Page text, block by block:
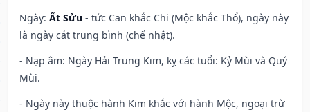
Ngày: Ất Sửu - tức Can khắc Chi (Mộc khắc Thổ), ngày này
là ngày cát trung bình (chế nhật).
- Nạp âm: Ngày Hải Trung Kim, kỵ các tuổi: Kỷ Mùi và Quý
Mùi.
- Ngày này thuộc hành Kim khắc với hành Mộc, ngoại trừ